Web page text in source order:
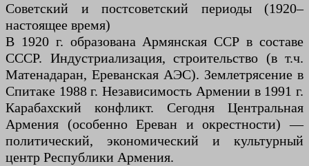
Советский и постсоветский периоды (1920–
настоящее время)
В 1920 г. образована Армянская ССР в составе
СССР. Индустриализация, строительство (в т.ч.
Матенадаран, Ереванская АЭС). Землетрясение в
Спитаке 1988 г. Независимость Армении в 1991 г.
Карабахский конфликт. Сегодня Центральная
Армения (особенно Ереван и окрестности) —
политический, экономический и культурный
центр Республики Армения.